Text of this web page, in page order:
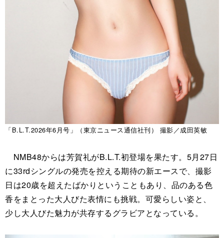
「B.L.T.2026年6月号」（東京ニュース通信社刊） 撮影／成田英敏
NMB48からは芳賀礼がB.L.T.初登場を果たす。5月27日
に33rdシングルの発売を控える期待の新エースで、撮影
日は20歳を超えたばかりということもあり、品のある色
香をまとった大人びた表情にも挑戦。可愛らしい姿と、
少し大人びた魅力が共存するグラビアとなっている。